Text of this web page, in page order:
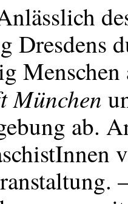
Dresdens
München
ab.